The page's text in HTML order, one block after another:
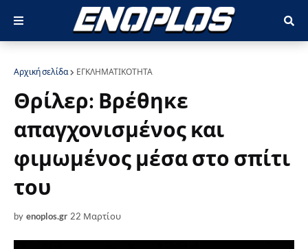
Αρχική σελίδα ΕΓΚΛΗΜΑΤΙΚΟΤΗΤΑ
Θρίλερ: Βρέθηκε
απαγχονισμένος και
φιμωμένος μέσα στο σπίτι
του
by enoplos.gr 22 Μαρτίου